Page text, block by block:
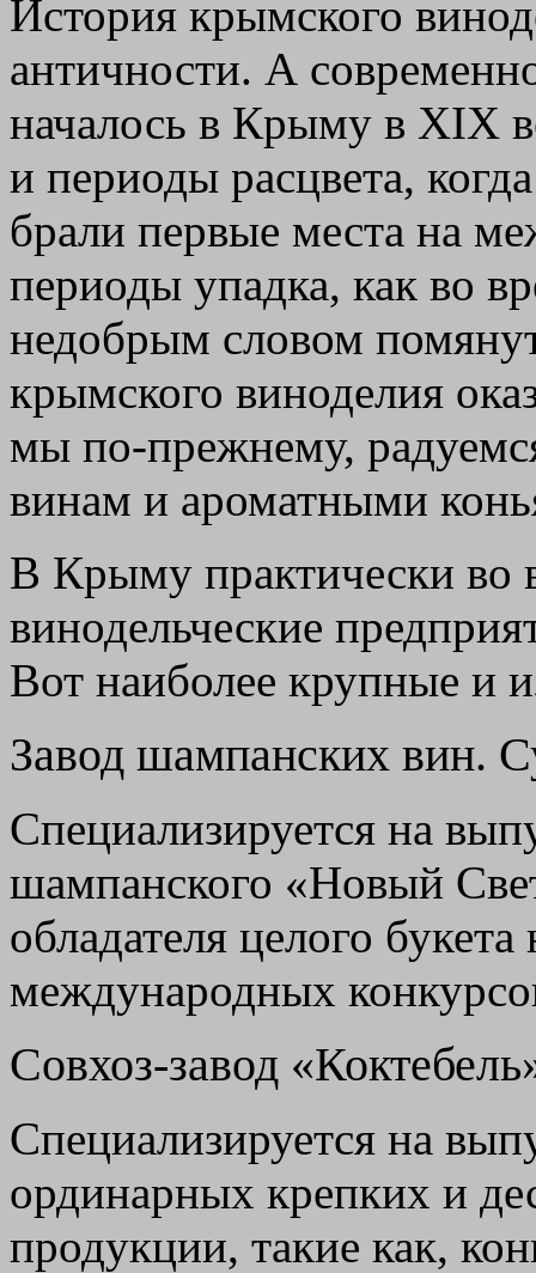
История крымского
античности. А
началось в Крыму в XIX
и периоды расцвета,
брали первые места на
периоды упадка, как во
недобрым словом
крымского виноделия
мы по-прежнему,
винам и ароматными
В Крыму практически во
винодельческие
Вот наиболее крупные и
Завод шампанских вин.
Специализируется на
шампанского «Новый
обладателя целого
международных
Совхоз-завод
Специализируется на
ординарных крепких и
продукции, такие как,